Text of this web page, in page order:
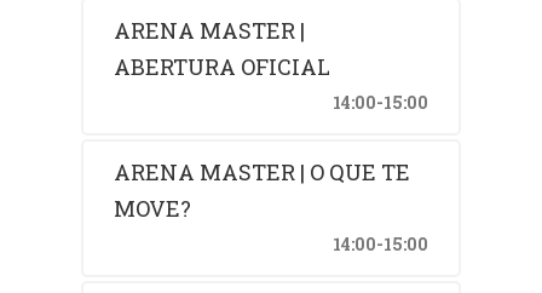
ARENA MASTER |
ABERTURA OFICIAL
14:00-15:00
ARENA MASTER | O QUE TE
MOVE?
14:00-15:00